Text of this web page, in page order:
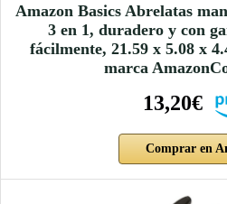
Amazon Basics Abrelatas
3 en 1, duradero y con
fácilmente, 21.59 x 5.08 x
marca
13,20€
Comprar en